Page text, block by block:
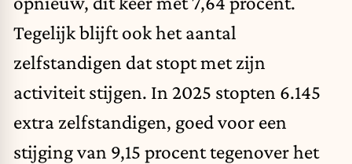
Tegelijk blijft ook het aantal
zelfstandigen dat stopt met zijn
activiteit stijgen. In 2025 stopten 6.145
extra zelfstandigen, goed voor een
stijging van 9,15 procent tegenover het